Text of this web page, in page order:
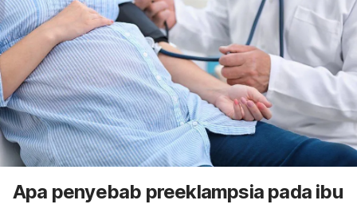
Apa penyebab preeklampsia pada ibu